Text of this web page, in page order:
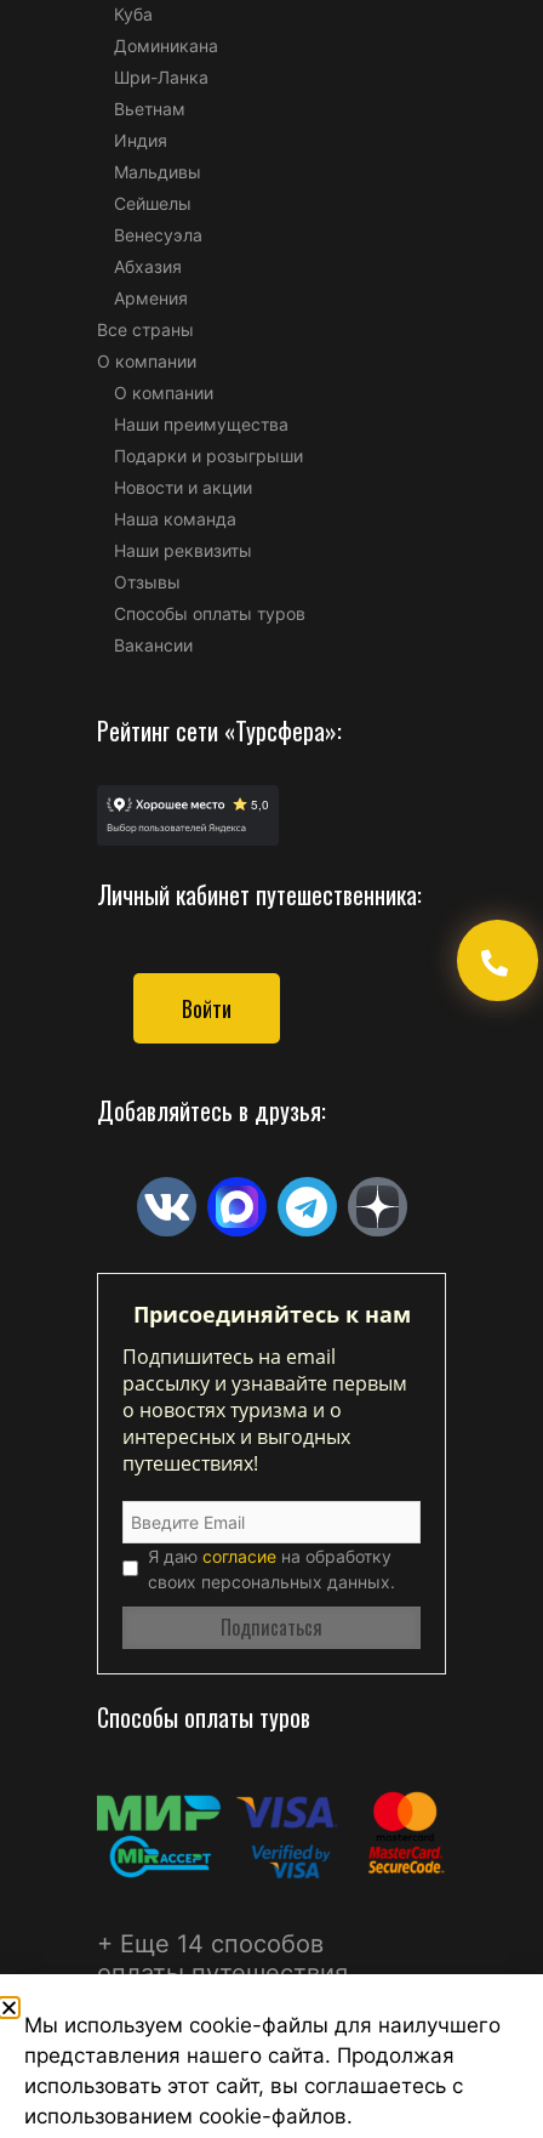
Куба
Доминикана
Шри-Ланка
Вьетнам
Индия
Мальдивы
Сейшелы
Венесуэла
Абхазия
Армения
Все страны
О компании
О компании
Наши преимущества
Подарки и розыгрыши
Новости и акции
Наша команда
Наши реквизиты
Отзывы
Способы оплаты туров
Вакансии
Рейтинг сети «Турсфера»:
Личный кабинет путешественника:
Войти
Добавляйтесь в друзья:
Присоединяйтесь к нам
Подпишитесь на email
рассылку и узнавайте первым
о новостях туризма и о
интересных и выгодных
путешествиях!
Я даю согласие на обработку
своих персональных данных.
Способы оплаты туров
+ Еще 14 способов
оплаты путешествия
©2026 Турагентство Турсфера - Поиск туров от надежных
Мы используем cookie-файлы для наилучшего
представления нашего сайта. Продолжая
использовать этот сайт, вы соглашаетесь с
использованием cookie-файлов.